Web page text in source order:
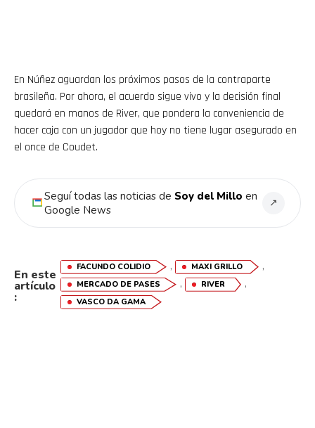
En Núñez aguardan los próximos pasos de la contraparte
brasileña. Por ahora, el acuerdo sigue vivo y la decisión final
quedará en manos de River, que pondera la conveniencia de
hacer caja con un jugador que hoy no tiene lugar asegurado en
el once de Coudet.
Seguí todas las noticias de Soy del Millo en
Google News
↗
En este
artículo
:
FACUNDO COLIDIO , MAXI GRILLO ,
MERCADO DE PASES , RIVER ,
VASCO DA GAMA